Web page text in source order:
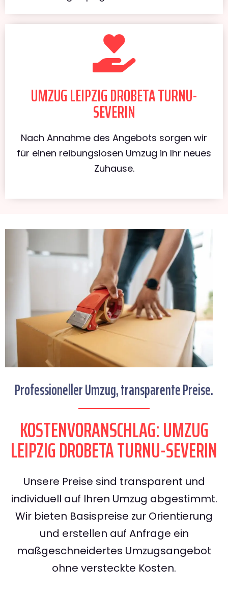
UMZUG LEIPZIG DROBETA TURNU-
SEVERIN
Nach Annahme des Angebots sorgen wir
für einen reibungslosen Umzug in Ihr neues
Zuhause.
Professioneller Umzug, transparente Preise.
KOSTENVORANSCHLAG: UMZUG
LEIPZIG DROBETA TURNU-SEVERIN
Unsere Preise sind transparent und
individuell auf Ihren Umzug abgestimmt.
Wir bieten Basispreise zur Orientierung
und erstellen auf Anfrage ein
maßgeschneidertes Umzugsangebot
ohne versteckte Kosten.